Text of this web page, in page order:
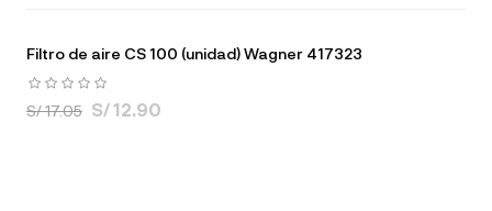
Filtro de aire CS 100 (unidad) Wagner 417323
S/ 17.05 S/ 12.90